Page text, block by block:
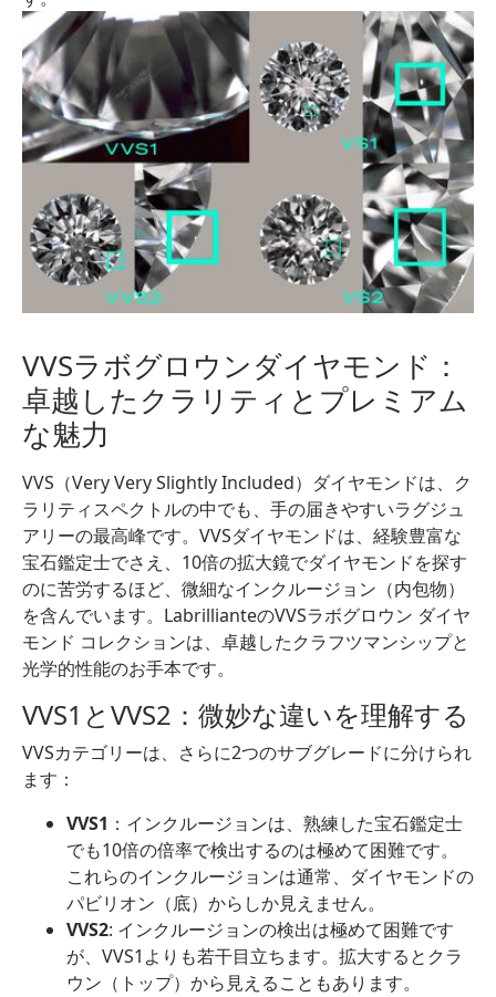
VVSラボグロウンダイヤモンド：
卓越したクラリティとプレミアム
な魅力
VVS（Very Very Slightly Included）ダイヤモンドは、ク
ラリティスペクトルの中でも、手の届きやすいラグジュ
アリーの最高峰です。VVSダイヤモンドは、経験豊富な
宝石鑑定士でさえ、10倍の拡大鏡でダイヤモンドを探す
のに苦労するほど、微細なインクルージョン（内包物）
を含んでいます。LabrillianteのVVSラボグロウン ダイヤ
モンド コレクションは、卓越したクラフツマンシップと
光学的性能のお手本です。
VVS1とVVS2：微妙な違いを理解する
VVSカテゴリーは、さらに2つのサブグレードに分けられ
ます：
VVS1 ：インクルージョンは、熟練した宝石鑑定士
でも10倍の倍率で検出するのは極めて困難です。
これらのインクルージョンは通常、ダイヤモンドの
パビリオン（底）からしか見えません。
VVS2: インクルージョンの検出は極めて困難です
が、VVS1よりも若干目立ちます。拡大するとクラ
ウン（トップ）から見えることもあります。